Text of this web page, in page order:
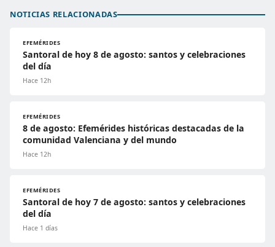
NOTICIAS RELACIONADAS
EFEMÉRIDES
Santoral de hoy 8 de agosto: santos y celebraciones
del día
Hace 12h
EFEMÉRIDES
8 de agosto: Efemérides históricas destacadas de la
comunidad Valenciana y del mundo
Hace 12h
EFEMÉRIDES
Santoral de hoy 7 de agosto: santos y celebraciones
del día
Hace 1 días